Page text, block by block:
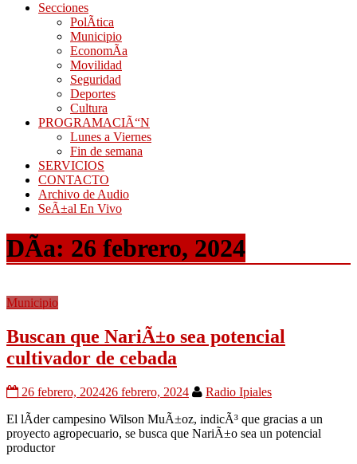
Secciones
PolÃ­tica
Municipio
EconomÃ­a
Movilidad
Seguridad
Deportes
Cultura
PROGRAMACIÃ“N
Lunes a Viernes
Fin de semana
SERVICIOS
CONTACTO
Archivo de Audio
SeÃ±al En Vivo
DÃ­a: 26 febrero, 2024
Municipio
Buscan que NariÃ±o sea potencial
cultivador de cebada
26 febrero, 202426 febrero, 2024
Radio Ipiales
El lÃ­der campesino Wilson MuÃ±oz, indicÃ³ que gracias a un
proyecto agropecuario, se busca que NariÃ±o sea un potencial
productor